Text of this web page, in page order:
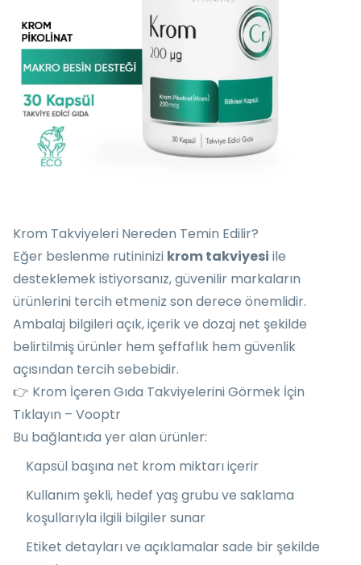
Krom Takviyeleri Nereden Temin Edilir?
Eğer beslenme rutininizi krom takviyesi ile
desteklemek istiyorsanız, güvenilir markaların
ürünlerini tercih etmeniz son derece önemlidir.
Ambalaj bilgileri açık, içerik ve dozaj net şekilde
belirtilmiş ürünler hem şeffaflık hem güvenlik
açısından tercih sebebidir.
👉 Krom İçeren Gıda Takviyelerini Görmek İçin
Tıklayın – Vooptr
Bu bağlantıda yer alan ürünler:
Kapsül başına net krom miktarı içerir
Kullanım şekli, hedef yaş grubu ve saklama
koşullarıyla ilgili bilgiler sunar
Etiket detayları ve açıklamalar sade bir şekilde